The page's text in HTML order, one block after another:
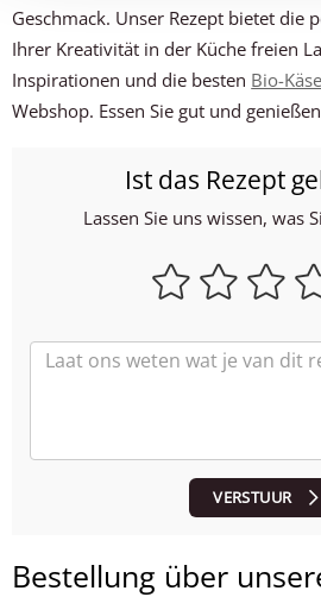
Geschmack. Unser Rezept bietet die
Ihrer Kreativität in der Küche freien
Inspirationen und die besten Bio-Käse
Webshop. Essen Sie gut und
Ist das Rezept
Lassen Sie uns wissen, was
VERSTUUR
Bestellung über